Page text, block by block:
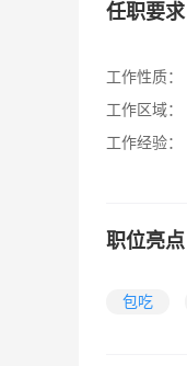
任职要求
工作性质：
工作区域：
工作经验：
职位亮点
包吃